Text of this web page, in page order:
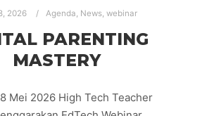
2026 Agenda, News, webinar
PARENTING
MASTERY
Mei 2026 High Tech Teacher